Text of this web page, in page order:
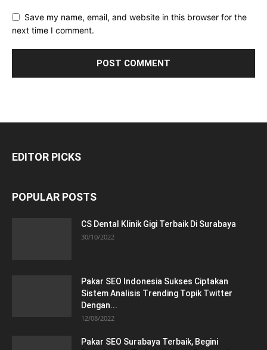
Save my name, email, and website in this browser for the
next time I comment.
EDITOR PICKS
POPULAR POSTS
CS Dental Klinik Gigi Terbaik Di Surabaya
30/10/2022
Pakar SEO Indonesia Sukses Ciptakan
Sistem Analisis Trending Topik Twitter
Dengan...
12/08/2022
Pakar SEO Surabaya Terbaik, Begini